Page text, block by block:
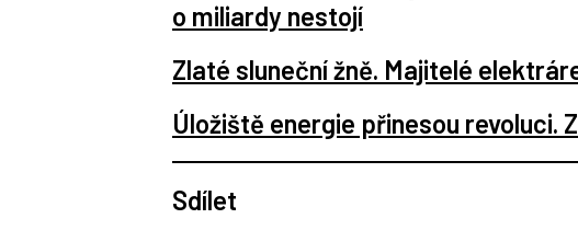
o miliardy nestojí
Zlaté sluneční žně. Majitelé
Úložiště energie přinesou revoluci.
Sdílet